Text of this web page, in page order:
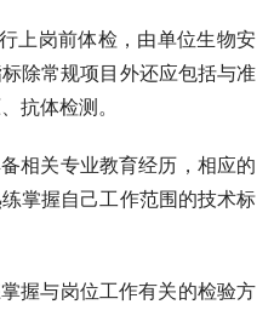
上岗前体检，由单位生物安
除常规项目外还应包括与准
抗体检测。
相关专业教育经历，相应的
掌握自己工作范围的技术标
握与岗位工作有关的检验方